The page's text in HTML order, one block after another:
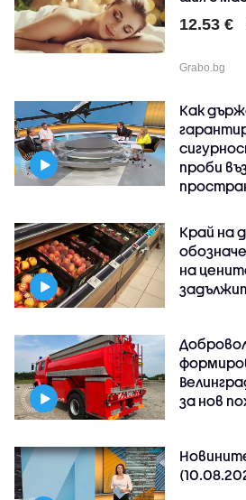
12.53 €
Grabo.bg
Как
проби
Край на
на
за нов